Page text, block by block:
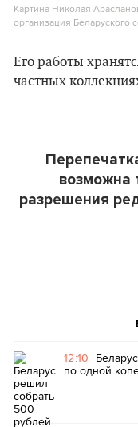
Картина Николая
организация Беларуского
Его работы
частных
возможна
разрешения
12:10
по одной